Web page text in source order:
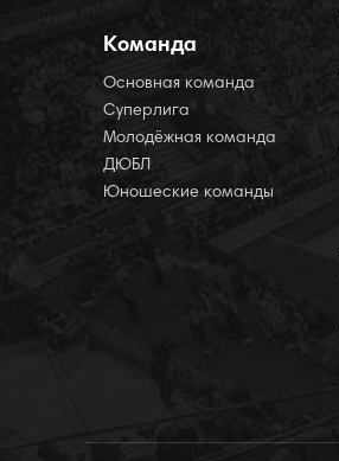
Команда
Основная команда
Суперлига
Молодёжная команда
ДЮБЛ
Юношеские команды